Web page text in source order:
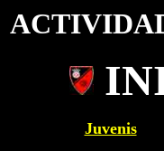
Juvenis